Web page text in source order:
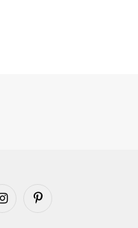
InstagramPinterest